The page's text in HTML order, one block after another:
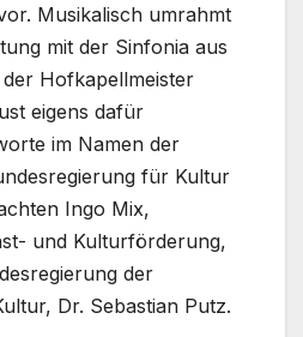
Musikalisch umrahmt
mit der Sinfonia aus
Hofkapellmeister
eigens dafür
im Namen der
für Kultur
Ingo Mix,
und Kulturförderung,
der
Dr. Sebastian Putz.